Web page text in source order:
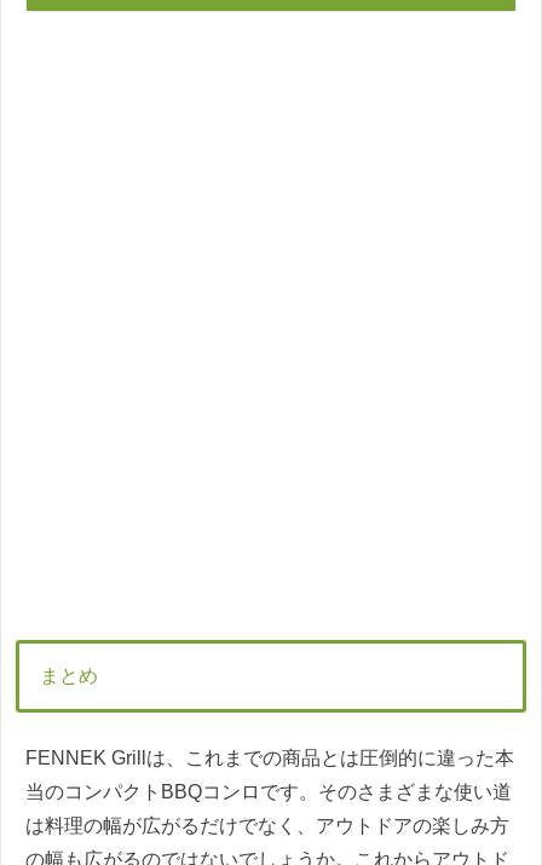
まとめ
FENNEK Grillは、これまでの商品とは圧倒的に違った本
当のコンパクトBBQコンロです。そのさまざまな使い道
は料理の幅が広がるだけでなく、アウトドアの楽しみ方
の幅も広がるのではないでしょうか。これからアウトド